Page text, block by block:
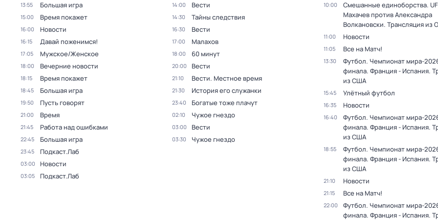
13:55 Большая игра
15:00 Время покажет
16:00 Новости
16:15 Давай поженимся!
17:05 Мужское/Женское
18:00 Вечерние новости
18:15 Время покажет
18:45 Большая игра
19:50 Пусть говорят
21:00 Время
21:45 Работа над ошибками
22:45 Большая игра
23:45 Подкаст.Лаб
03:00 Новости
03:05 Подкаст.Лаб
14:00 Вести
14:30 Тайны следствия
16:30 Вести
17:00 Малахов
18:00 60 минут
20:00 Вести
21:10 Вести. Местное время
21:30 История его служанки
23:40 Богатые тоже плачут
02:10 Чужое гнездо
03:00 Вести
03:30 Чужое гнездо
10:00
Смешанные единоборства.
Махачев против Александра
Волкановски. Трансляция из
11:00 Новости
11:05 Все на Матч!
13:30
Футбол. Чемпионат мира-
финала. Франция - Испания.
из США
15:45 Улётный футбол
16:35 Новости
16:40
Футбол. Чемпионат мира-
финала. Франция - Испания.
из США
18:55
Футбол. Чемпионат мира-
финала. Франция - Испания.
из США
21:10 Новости
21:15 Все на Матч!
22:00
Футбол. Чемпионат мира-
финала. Франция - Испания.